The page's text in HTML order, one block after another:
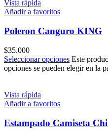
Vista rápida
Añadir a favoritos
Poleron Canguro KING
$35.000
Seleccionar opciones Este
opciones se pueden elegir en la
Vista rápida
Añadir a favoritos
Estampado Camiseta